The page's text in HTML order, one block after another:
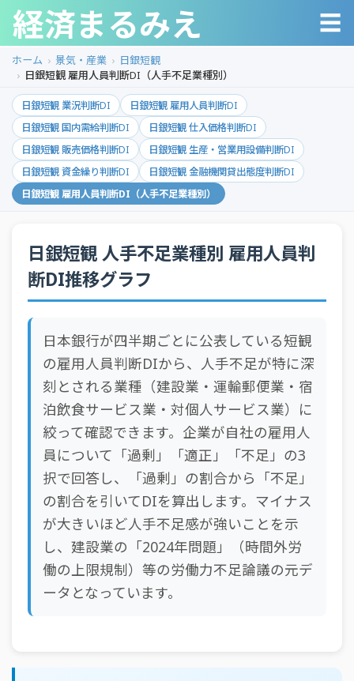
経済まるみえ ☰
ホーム 景気・産業
日銀短観
日銀短観 雇用人員判断DI（人手不足業種別）
日銀短観 業況判断DI
日銀短観 雇用人員判断DI
日銀短観 国内需給判断DI
日銀短観 仕入価格判断DI
日銀短観 販売価格判断DI
日銀短観 生産・営業用設備判断DI
日銀短観 資金繰り判断DI
日銀短観 金融機関貸出態度判断DI
日銀短観 雇用人員判断DI（人手不足業種別）
日銀短観 人手不足業種別 雇用人員判
断DI推移グラフ
日本銀行が四半期ごとに公表している短観
の雇用人員判断DIから、人手不足が特に深
刻とされる業種（建設業・運輸郵便業・宿
泊飲食サービス業・対個人サービス業）に
絞って確認できます。企業が自社の雇用人
員について「過剰」「適正」「不足」の3
択で回答し、「過剰」の割合から「不足」
の割合を引いてDIを算出します。マイナス
が大きいほど人手不足感が強いことを示
し、建設業の「2024年問題」（時間外労
働の上限規制）等の労働力不足論議の元デ
ータとなっています。